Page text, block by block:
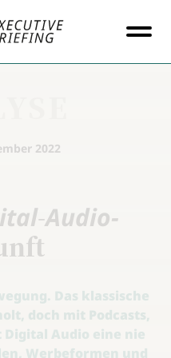
2022
-Audio-
Das klassische
doch mit Podcasts,
Digital Audio eine nie
Werbeformen und